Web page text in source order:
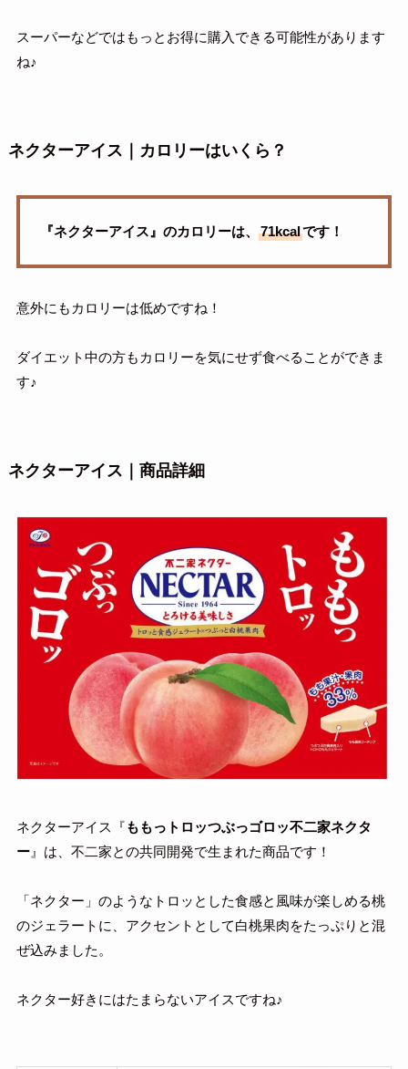
スーパーなどではもっとお得に購入できる可能性があります
ね♪
ネクターアイス｜カロリーはいくら？
『ネクターアイス』のカロリーは、71kcalです！
意外にもカロリーは低めですね！
ダイエット中の方もカロリーを気にせず食べることができま
す♪
ネクターアイス｜商品詳細
ネクターアイス『ももっトロッつぶっゴロッ不二家ネクタ
ー』は、不二家との共同開発で生まれた商品です！
「ネクター」のようなトロッとした食感と風味が楽しめる桃
のジェラートに、アクセントとして白桃果肉をたっぷりと混
ぜ込みました。
ネクター好きにはたまらないアイスですね♪